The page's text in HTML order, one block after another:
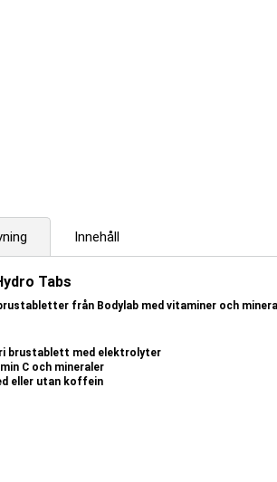
Innehåll
Tabs
från Bodylab med vitaminer och
brustablett med elektrolyter
C och mineraler
eller utan koffein
smak